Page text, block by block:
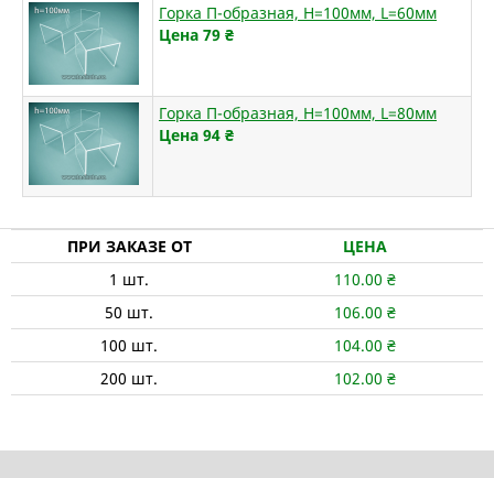
Горка П-образная, H=100мм, L=60мм
Цена 79 ₴
Горка П-образная, H=100мм, L=80мм
Цена 94 ₴
ПРИ ЗАКАЗЕ ОТ
ЦЕНА
1 шт. 110.00 ₴
50 шт. 106.00 ₴
100 шт. 104.00 ₴
200 шт. 102.00 ₴